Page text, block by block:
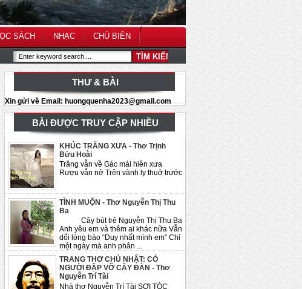
/
SÁCH NHẠC CHỦ BIÊN
THƯ & BÀI
Xin gửi về Email: huongquenha2023@gmail.com
BÀI ĐƯỢC TRUY CẬP NHIỀU
KHÚC TRĂNG XƯA - Thơ Trịnh
Bửu Hoài
Trăng vẫn về Gác mái hiên xưa
Rượu vẫn nở Trên vành ly thuở trước
TÌNH MUỘN - Thơ Nguyễn Thị Thu
Ba
Cây bút trẻ Nguyễn Thị Thu Ba
Anh yêu em và thêm ai khác nữa Vẫn
dối lòng bảo “Duy nhất mình em” Chỉ
một ngày mà anh phân ...
TRANG THƠ CHỦ NHẬT: CÓ
NGƯỜI ĐẬP VỠ CÂY ĐÀN - Thơ
Nguyễn Trí Tài
Nhà thơ Nguyễn Trí Tài SỢI TÓC